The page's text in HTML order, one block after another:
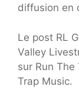
diffusion en
Le post RL
Valley
sur Run The
Trap Music.